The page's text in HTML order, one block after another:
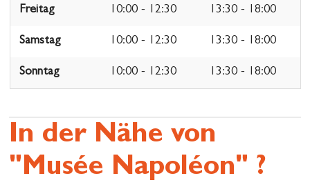
Freitag 10:00 - 12:30 13:30 - 18:00
Samstag 10:00 - 12:30 13:30 - 18:00
Sonntag 10:00 - 12:30 13:30 - 18:00
In der Nähe von
"Musée Napoléon" ?